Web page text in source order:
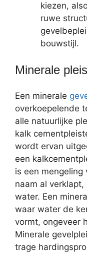
kiezen,
ruwe
bouwstijl.
Minerale
Een minerale
overkoepelende
alle natuurlijke
kalk
wordt ervan
een
is een mengeling
naam al
water. Een
waar water de
vormt, ongeveer
Minerale
trage